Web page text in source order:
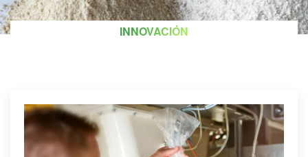
INNOVACIÓN